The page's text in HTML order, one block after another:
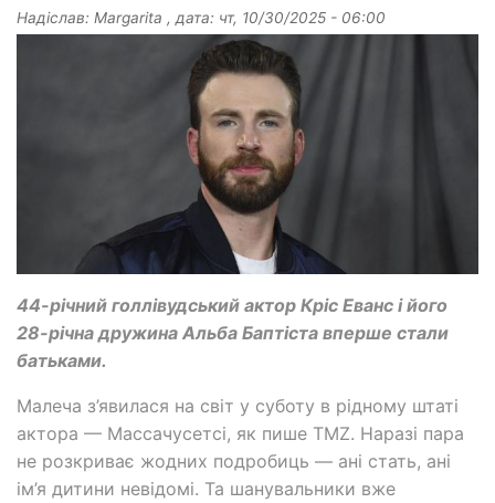
Надіслав: Margarita , дата: чт, 10/30/2025 - 06:00
44-річний голлівудський актор Кріс Еванс і його
28-річна дружина Альба Баптіста вперше стали
батьками.
Малеча з’явилася на світ у суботу в рідному штаті
актора — Массачусетсі, як пише TMZ. Наразі пара
не розкриває жодних подробиць — ані стать, ані
ім’я дитини невідомі. Та шанувальники вже